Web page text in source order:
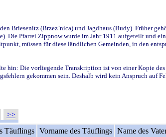
Briesenitz (Brzez`nica) und Jagdhaus (Budy). Früher
Die Pfarrei Zippnow wurde im Jahr 1911 aufgeteilt und
müssen für diese ländlichen Gemeinden, in den
hin: Die vorliegende Transkription ist von einer Kopie
gekommen sein. Deshalb wird kein Anspruch auf
>>
Täuflings Vorname des Täuflings Name des